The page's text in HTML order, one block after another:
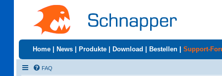
Home News Produkte Download Bestellen Support-
FAQ